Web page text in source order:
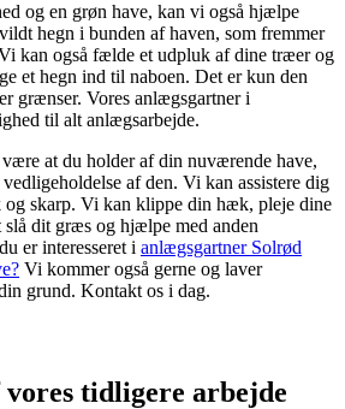
og en grøn have, kan vi også hjælpe
hegn i bunden af haven, som fremmer
kan også fælde et udpluk af dine træer og
et hegn ind til naboen. Det er kun den
grænser. Vores anlægsgartner i
til alt anlægsarbejde.
at du holder af din nuværende have,
af den. Vi kan assistere dig
og skarp. Vi kan klippe din hæk, pleje dine
slå dit græs og hjælpe med anden
er interesseret i anlægsgartner Solrød
Vi kommer også gerne og laver
grund. Kontakt os i dag.
vores tidligere arbejde